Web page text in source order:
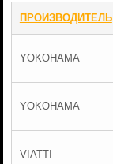
ПРОИЗВОДИТЕЛЬ
YOKOHAMA
YOKOHAMA
VIATTI